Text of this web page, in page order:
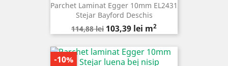
Parchet Laminat Egger 10mm EL2431
Stejar Bayford Deschis
Pret
de
baza
114,88 lei Pret
103,39 lei m2
-10%